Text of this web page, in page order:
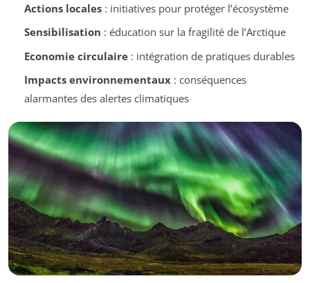
Actions locales: initiatives pour protéger l’écosystème
Sensibilisation : éducation sur la fragilité de l’Arctique
Economie circulaire: intégration de pratiques durables
Impacts environnementaux: conséquences
alarmantes des alertes climatiques